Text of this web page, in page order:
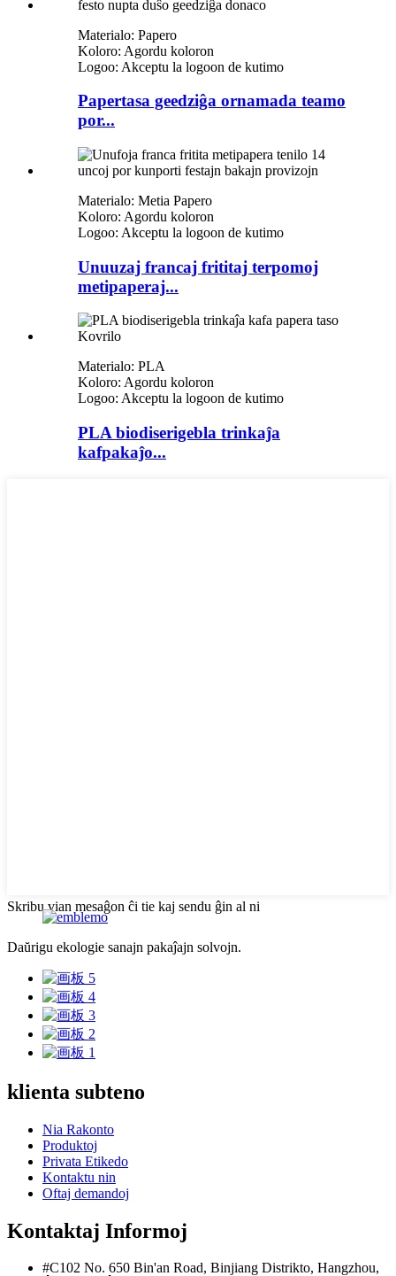
Materialo: Papero
Koloro: Agordu koloron
Logoo: Akceptu la logoon de kutimo
Papertasa geedziĝa ornamada teamo
por...
Materialo: Metia Papero
Koloro: Agordu koloron
Logoo: Akceptu la logoon de kutimo
Unuuzaj francaj frititaj terpomoj
metipaperaj...
Materialo: PLA
Koloro: Agordu koloron
Logoo: Akceptu la logoon de kutimo
PLA biodiserigebla trinkaĵa
kafpakaĵo...
Skribu vian mesaĝon ĉi tie kaj sendu ĝin al ni
Daŭrigu ekologie sanajn pakaĵajn solvojn.
klienta subteno
Nia Rakonto
Produktoj
Privata Etikedo
Kontaktu nin
Oftaj demandoj
Kontaktaj Informoj
#C102 No. 650 Bin'an Road, Binjiang Distrikto, Hangzhou,